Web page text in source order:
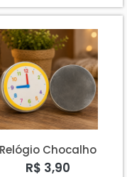
Relógio Chocalho
R$ 3,90